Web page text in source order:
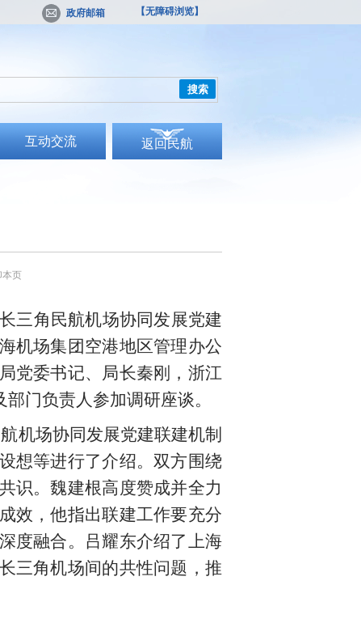
政府邮箱 【无障碍浏览】
搜索
互动交流 返回民航
本页
三角民航机场协同发展党建
机场集团空港地区管理办公
党委书记、局长秦刚，浙江
门负责人参加调研座谈。
机场协同发展党建联建机制
想等进行了介绍。双方围绕
识。魏建根高度赞成并全力
效，他指出联建工作要充分
度融合。吕耀东介绍了上海
三角机场间的共性问题，推